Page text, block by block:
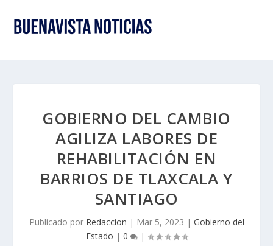
GOBIERNO DEL CAMBIO
AGILIZA LABORES DE
REHABILITACIÓN EN
BARRIOS DE TLAXCALA Y
SANTIAGO
Publicado por Redaccion | Mar 5, 2023 | Gobierno del
Estado | 0 |